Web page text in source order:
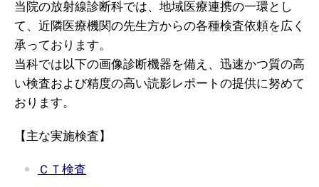
当院の放射線診断科では、地域医療連携の一環とし
て、近隣医療機関の先生方からの各種検査依頼を広く
承っております。
当科では以下の画像診断機器を備え、迅速かつ質の高
い検査および精度の高い読影レポートの提供に努めて
おります。
【主な実施検査】
ＣＴ検査